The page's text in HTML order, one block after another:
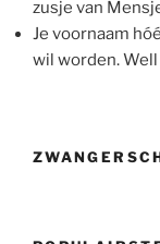
zusje van
Je voornaam
wil worden.